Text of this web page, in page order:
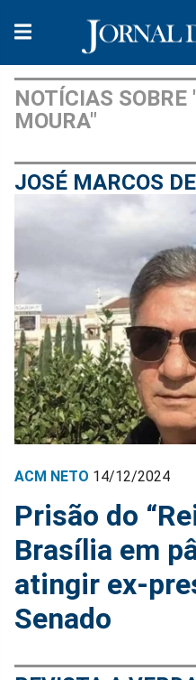
NOTÍCIAS
MOURA"
JOSÉ MARCOS
ACM NETO 14/12/2024
Prisão do
Brasília em
atingir ex-
Senado